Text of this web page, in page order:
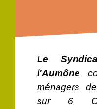
Le
l'Aumône
ménagers
sur 6